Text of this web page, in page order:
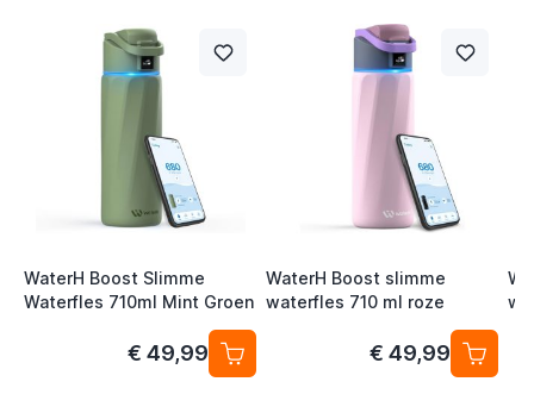
WaterH Boost Slimme
Waterfles 710ml Mint Groen
€ 49,99
WaterH Boost slimme
waterfles 710 ml roze
€ 49,99